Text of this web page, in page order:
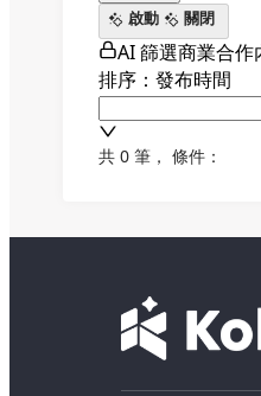
啟動
關閉
AI 篩選商業合作
排序：發布時間
共 0 筆 ， 條件：